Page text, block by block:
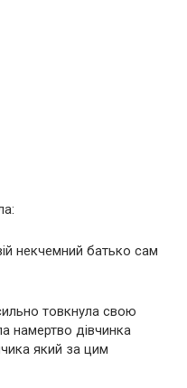
некчемний батько сам
товкнула свою
намертво дівчинка
який за цим